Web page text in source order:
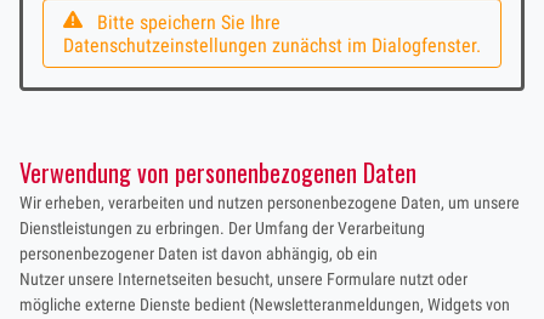
Bitte speichern Sie Ihre
Datenschutzeinstellungen zunächst im Dialogfenster.
Verwendung von personenbezogenen Daten
Wir erheben, verarbeiten und nutzen personenbezogene Daten, um unsere
Dienstleistungen zu erbringen. Der Umfang der Verarbeitung
personenbezogener Daten ist davon abhängig, ob ein
Nutzer unsere Internetseiten besucht, unsere Formulare nutzt oder
mögliche externe Dienste bedient (Newsletteranmeldungen, Widgets von